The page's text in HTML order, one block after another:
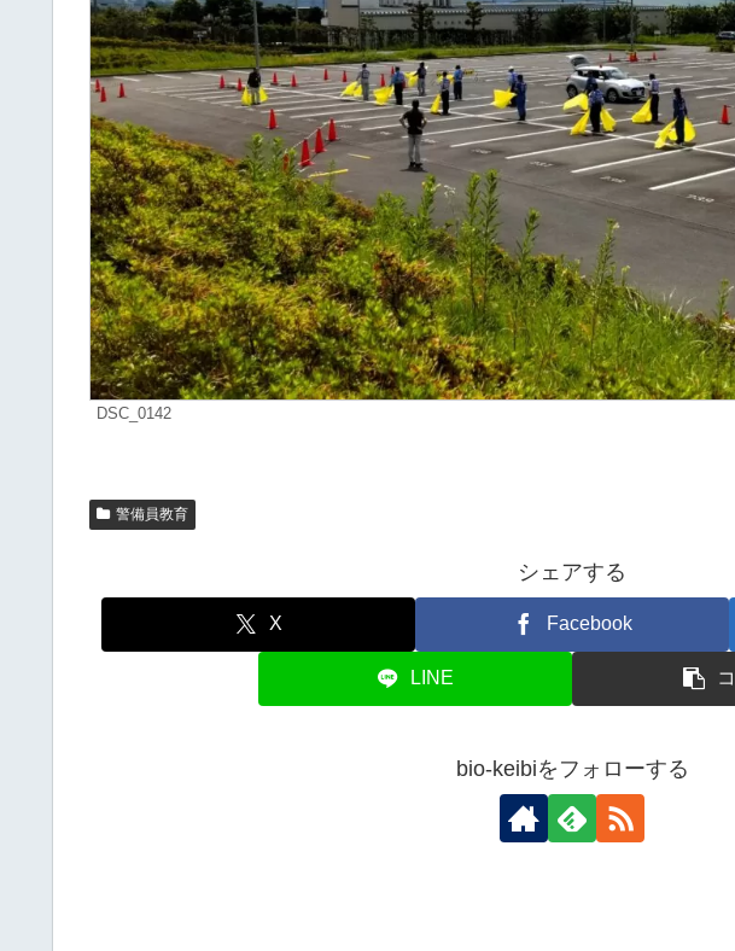
DSC_0142
警備員教育
シェアする
X Facebook
LINE
bio-keibiをフォローする